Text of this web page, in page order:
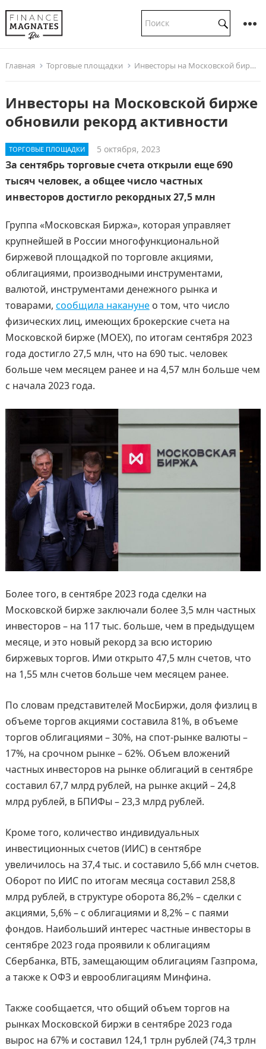
Главная Торговые площадки Инвесторы на Московской бирже обновили рекорд активности
Инвесторы на Московской бирже
обновили рекорд активности
ТОРГОВЫЕ ПЛОЩАДКИ 5 октября, 2023
За сентябрь торговые счета открыли еще 690
тысяч человек, а общее число частных
инвесторов достигло рекордных 27,5 млн
Группа «Московская Биржа», которая управляет
крупнейшей в России многофункциональной
биржевой площадкой по торговле акциями,
облигациями, производными инструментами,
валютой, инструментами денежного рынка и
товарами, сообщила наканунео том, что число
физических лиц, имеющих брокерские счета на
Московской бирже (MOEX), по итогам сентября 2023
года достигло 27,5 млн, что на 690 тыс. человек
больше чем месяцем ранее и на 4,57 млн больше чем
с начала 2023 года.
Более того, в сентябре 2023 года сделки на
Московской бирже заключали более 3,5 млн частных
инвесторов – на 117 тыс. больше, чем в предыдущем
месяце, и это новый рекорд за всю историю
биржевых торгов. Ими открыто 47,5 млн счетов, что
на 1,55 млн счетов больше чем месяцем ранее.
По словам представителей МосБиржи, доля физлиц в
объеме торгов акциями составила 81%, в объеме
торгов облигациями – 30%, на спот-рынке валюты –
17%, на срочном рынке – 62%. Объем вложений
частных инвесторов на рынке облигаций в сентябре
составил 67,7 млрд рублей, на рынке акций – 24,8
млрд рублей, в БПИФы – 23,3 млрд рублей.
Кроме того, количество индивидуальных
инвестиционных счетов (ИИС) в сентябре
увеличилось на 37,4 тыс. и составило 5,66 млн счетов.
Оборот по ИИС по итогам месяца составил 258,8
млрд рублей, в структуре оборота 86,2% – сделки с
акциями, 5,6% – с облигациями и 8,2% – с паями
фондов. Наибольший интерес частные инвесторы в
сентябре 2023 года проявили к облигациям
Сбербанка, ВТБ, замещающим облигациям Газпрома,
а также к ОФЗ и еврооблигациям Минфина.
Также сообщается, что общий объем торгов на
рынках Московской биржи в сентябре 2023 года
вырос на 67% и составил 124,1 трлн рублей (74,3 трлн